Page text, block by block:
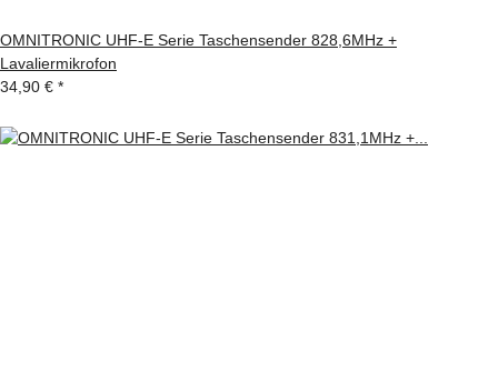
OMNITRONIC UHF-E Serie Taschensender 828,6MHz +
Lavaliermikrofon
34,90 € *